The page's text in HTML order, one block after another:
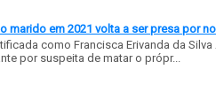
marido em 2021 volta a ser presa por
como Francisca Erivanda da Silva
por suspeita de matar o própr...